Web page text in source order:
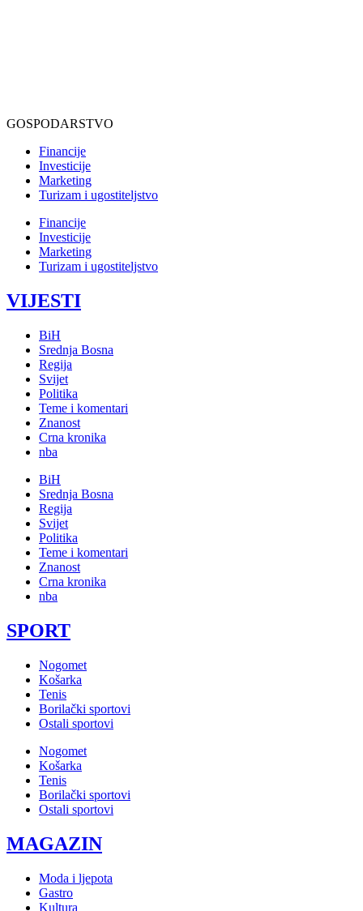
GOSPODARSTVO
Financije
Investicije
Marketing
Turizam i ugostiteljstvo
Financije
Investicije
Marketing
Turizam i ugostiteljstvo
VIJESTI
BiH
Srednja Bosna
Regija
Svijet
Politika
Teme i komentari
Znanost
Crna kronika
nba
BiH
Srednja Bosna
Regija
Svijet
Politika
Teme i komentari
Znanost
Crna kronika
nba
SPORT
Nogomet
Košarka
Tenis
Borilački sportovi
Ostali sportovi
Nogomet
Košarka
Tenis
Borilački sportovi
Ostali sportovi
MAGAZIN
Moda i ljepota
Gastro
Kultura